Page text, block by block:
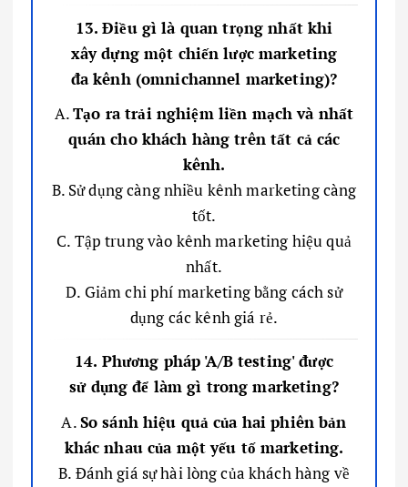
13. Điều gì là quan trọng nhất khi
xây dựng một chiến lược marketing
đa kênh (omnichannel marketing)?
A.Tạo ra trải nghiệm liền mạch và nhất
quán cho khách hàng trên tất cả các
kênh.
B. Sử dụng càng nhiều kênh marketing càng
tốt.
C. Tập trung vào kênh marketing hiệu quả
nhất.
D. Giảm chi phí marketing bằng cách sử
dụng các kênh giá rẻ.
14. Phương pháp 'A/B testing' được
sử dụng để làm gì trong marketing?
A.So sánh hiệu quả của hai phiên bản
khác nhau của một yếu tố marketing.
B. Đánh giá sự hài lòng của khách hàng về